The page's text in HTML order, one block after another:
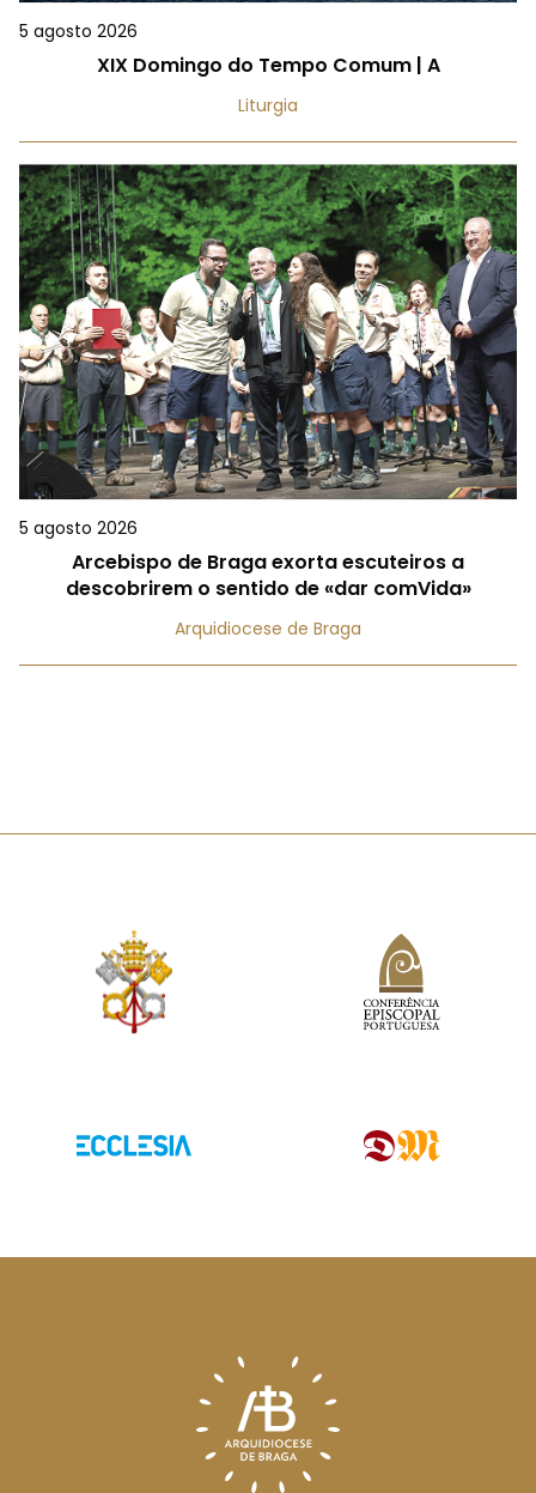
5 agosto 2026
XIX Domingo do Tempo Comum | A
Liturgia
5 agosto 2026
Arcebispo de Braga exorta escuteiros a
descobrirem o sentido de «dar comVida»
Arquidiocese de Braga